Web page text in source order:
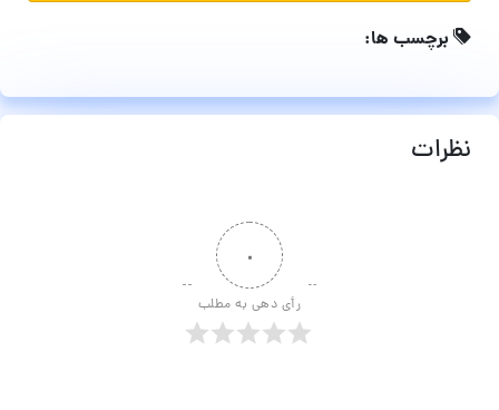
برچسب ها:
نظرات
۰
رأی دهی به مطلب